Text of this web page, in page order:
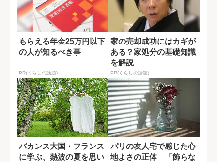
もらえる年金25万円以下
の人が知るべき事
PR(くらしの話題)
家の売却成功にはカギが
ある？家処分の基礎知識
を解説
PR(くらしの話題)
バカンス大国・フランス
に学ぶ、熱波の夏を思い
パリの友人宅で感じた心
地よさの正体 「飾らな